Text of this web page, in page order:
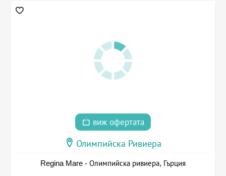
виж офертата
Олимпийска Ривиера
Regina Mare - Олимпийска ривиера, Гърция